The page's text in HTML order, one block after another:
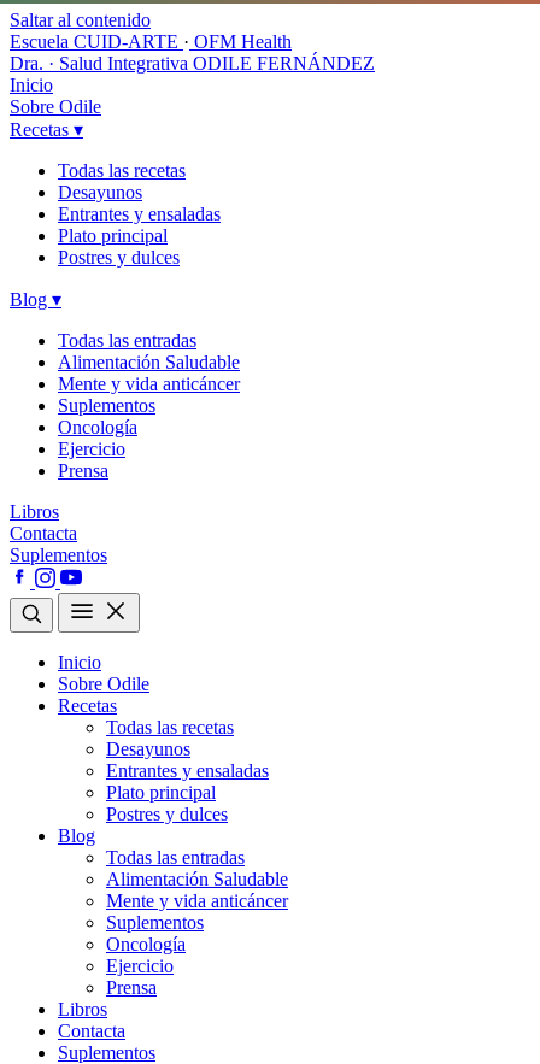
Saltar al contenido
Escuela CUID-ARTE · OFM Health
Dra. · Salud Integrativa ODILE FERNÁNDEZ
Inicio
Sobre Odile
Recetas ▾
Todas las recetas
Desayunos
Entrantes y ensaladas
Plato principal
Postres y dulces
Blog ▾
Todas las entradas
Alimentación Saludable
Mente y vida anticáncer
Suplementos
Oncología
Ejercicio
Prensa
Libros
Contacta
Suplementos
Inicio
Sobre Odile
Recetas
Todas las recetas
Desayunos
Entrantes y ensaladas
Plato principal
Postres y dulces
Blog
Todas las entradas
Alimentación Saludable
Mente y vida anticáncer
Suplementos
Oncología
Ejercicio
Prensa
Libros
Contacta
Suplementos